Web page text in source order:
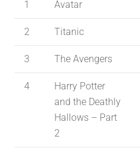
1 Avatar
2 Titanic
3 The Avengers
4
Harry Potter
and the Deathly
Hallows – Part
2